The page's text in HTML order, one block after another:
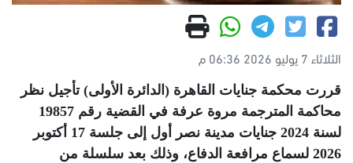
الثلاثاء 7 يوليو 2026 06:36 م
قررت محكمة جنايات القاهرة (الدائرة الأولى) تأجيل نظر
محاكمة المترجمة مروة عرفة في القضية رقم 19857
لسنة 2024 جنايات مدينة نصر أول إلى جلسة 17 أكتوبر
2026 لسماع مرافعة الدفاع، وذلك بعد سلسلة من